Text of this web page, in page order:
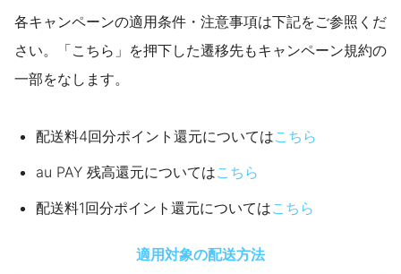
各キャンペーンの適用条件・注意事項は下記をご参照くだ
さい。「こちら」を押下した遷移先もキャンペーン規約の
一部をなします。
配送料4回分ポイント還元についてはこちら
au PAY 残高還元についてはこちら
配送料1回分ポイント還元についてはこちら
適用対象の配送方法